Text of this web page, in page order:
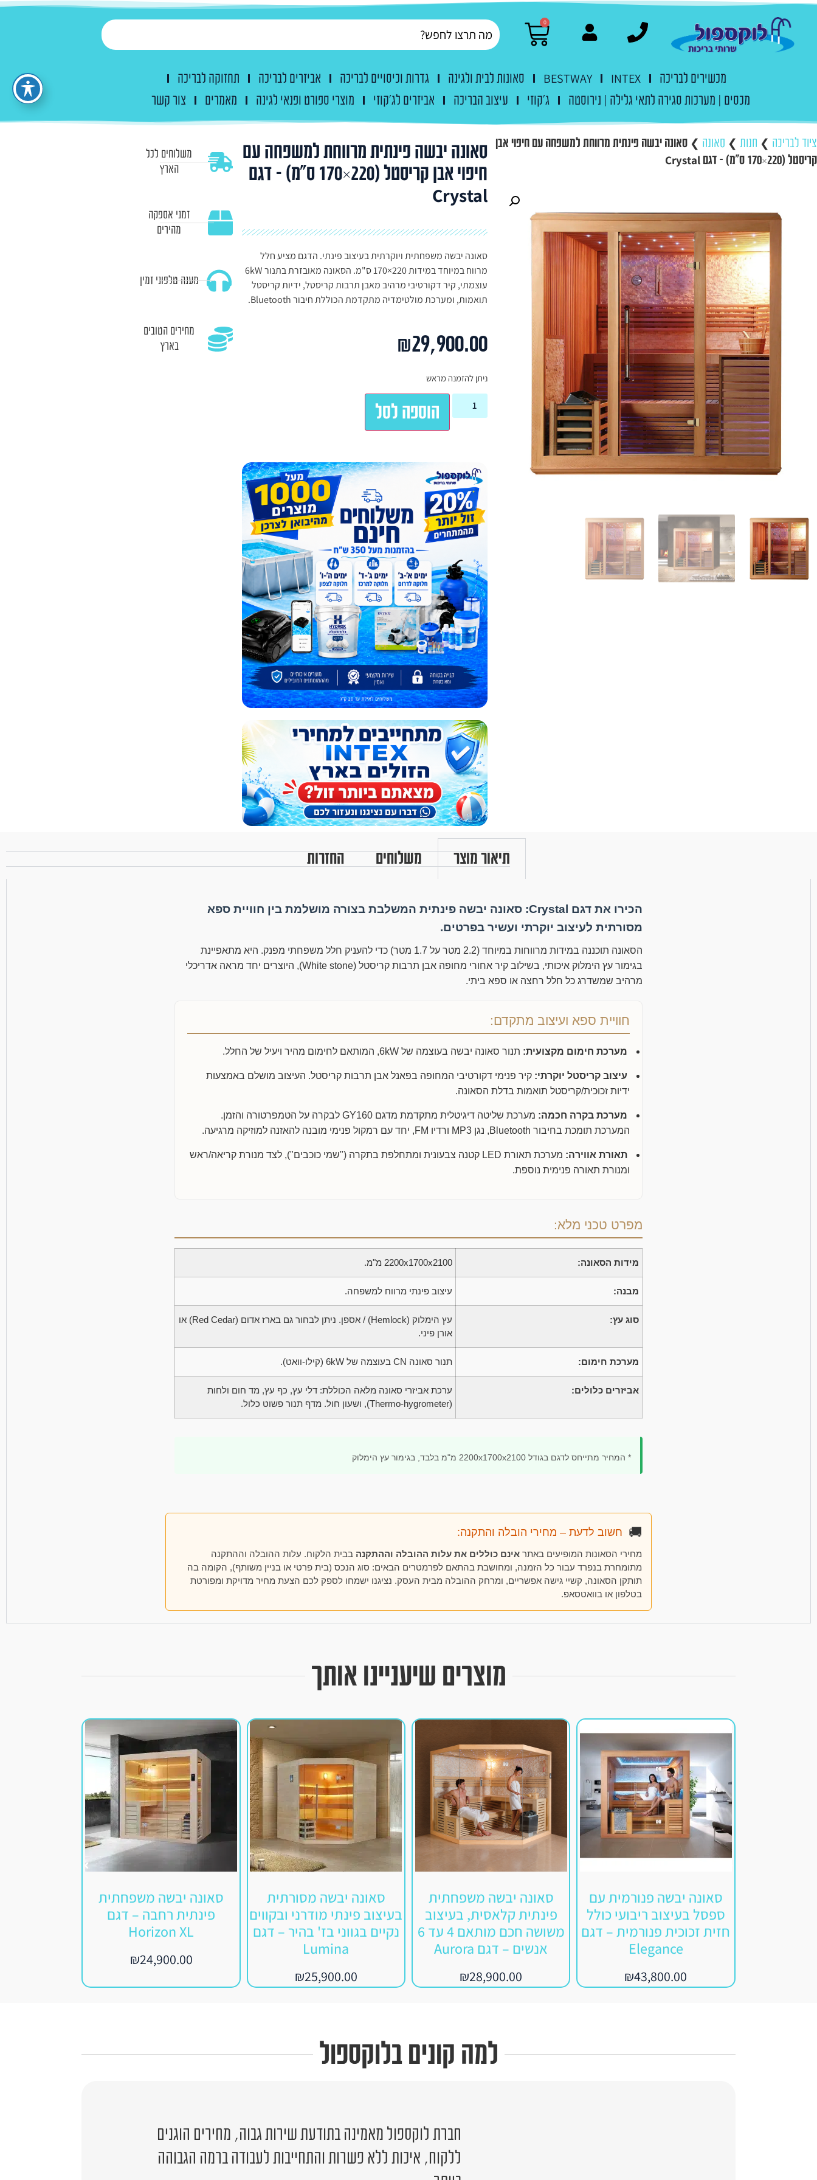
0
מכשירים לבריכה INTEX
BESTWAY סאונות לבית ולגינה גדרות וכיסויים לבריכה אביזרים לבריכה
תחזוקה לבריכה
מכסים | מערכות סגירה לתאי גלילה | נירוסטה
ג'קוזי עיצוב הבריכה אביזרים לג'קוזי מוצרי ספורט ופנאי לגינה מאמרים צור קשר
ציוד לבריכה ❯ חנות ❯ סאונה ❯ סאונה יבשה פינתית מרווחת למשפחה עם חיפוי אבן
קריסטל (220×170 ס"מ) – דגם Crystal
סאונה יבשה פינתית מרווחת למשפחה עם
חיפוי אבן קריסטל (220×170 ס"מ) – דגם
Crystal
סאונה יבשה משפחתית ויוקרתית בעיצוב פינתי. הדגם מציע חלל
מרווח במיוחד במידות 220×170 ס"מ. הסאונה מאובזרת בתנור 6kW
עוצמתי, קיר דקורטיבי מרהיב מאבן תרבות קריסטל, ידיות קריסטל
תואמות, ומערכת מולטימדיה מתקדמת הכוללת חיבור Bluetooth.
₪29,900.00
ניתן להזמנה מראש
הוספה לסל
משלוחים לכל
הארץ
זמני אספקה
מהירים
מענה טלפוני זמין
מחירים הטובים
בארץ
תיאור מוצר משלוחים החזרות
הכירו את דגם Crystal: סאונה יבשה פינתית המשלבת בצורה מושלמת בין חוויית ספא
מסורתית לעיצוב יוקרתי ועשיר בפרטים.
הסאונה תוכננה במידות מרווחות במיוחד (2.2 מטר על 1.7 מטר) כדי להעניק חלל משפחתי מפנק. היא מתאפיינת
בגימור עץ הימלוק איכותי, בשילוב קיר אחורי מחופה אבן תרבות קריסטל (White stone), היוצרים יחד מראה אדריכלי
מרהיב שמשדרג כל חלל רחצה או ספא ביתי.
חוויית ספא ועיצוב מתקדם:
מערכת חימום מקצועית: תנור סאונה יבשה בעוצמה של 6kW, המותאם לחימום מהיר ויעיל של החלל.
עיצוב קריסטל יוקרתי: קיר פנימי דקורטיבי המחופה בפאנל אבן תרבות קריסטל. העיצוב מושלם באמצעות
ידיות זכוכית/קריסטל תואמות בדלת הסאונה.
מערכת בקרה חכמה:
מערכת שליטה דיגיטלית מתקדמת מדגם GY160 לבקרה על הטמפרטורה והזמן.
המערכת תומכת בחיבור Bluetooth, נגן MP3 ורדיו FM, יחד עם רמקול פנימי מובנה להאזנה למוזיקה מרגיעה.
תאורת אווירה:
מערכת תאורת LED קטנה צבעונית ומתחלפת בתקרה ("שמי כוכבים"), לצד מנורת קריאה/ראש
ומנורת תאורה פנימית נוספת.
מפרט טכני מלא:
מידות הסאונה: 2200x1700x2100 מ"מ.
מבנה: עיצוב פינתי מרווח למשפחה.
סוג עץ:
עץ הימלוק (Hemlock) / אספן. ניתן לבחור גם בארז אדום (Red Cedar) או
אורן פיני.
מערכת חימום: תנור סאונה CN בעוצמה של 6kW (קילו-וואט).
אביזרים כלולים:
ערכת אביזרי סאונה מלאה הכוללת: דלי עץ, כף עץ, מד חום ולחות
(Thermo-hygrometer), ושעון חול. מדף תנור פשוט כלול.
* המחיר מתייחס לדגם בגודל 2200x1700x2100 מ"מ בלבד, בגימור עץ הימלוק
🚚 חשוב לדעת – מחירי הובלה והתקנה:
מחירי הסאונות המופיעים באתר אינם כוללים את עלות ההובלה וההתקנה בבית הלקוח. עלות ההובלה וההתקנה
מתומחרת בנפרד עבור כל הזמנה, ומחושבת בהתאם לפרמטרים הבאים: סוג הנכס (בית פרטי או בניין משותף), הקומה בה
תותקן הסאונה, קשיי גישה אפשריים, ומרחק ההובלה מבית העסק. נציגנו ישמחו לספק לכם הצעת מחיר מדויקת ומפורטת
בטלפון או בוואטסאפ.
מוצרים שיעניינו אותך
סאונה יבשה פנורמית עם
ספסל בעיצוב ריבועי כולל
חזית זכוכית פנורמית – דגם
Elegance
₪43,800.00
סאונה יבשה משפחתית
פינתית קלאסית, בעיצוב
משושה חכם מותאם 4 עד 6
אנשים – דגם Aurora
₪28,900.00
סאונה יבשה מסורתית
בעיצוב פינתי מודרני ובקווים
נקיים בגווני בז' בהיר – דגם
Lumina
₪25,900.00
סאונה יבשה משפחתית
פינתית רחבה – דגם
Horizon XL
₪24,900.00
למה קונים בלוקספול
חברת לוקספול מאמינה בתודעת שירות גבוה, מחירים הוגנים
ללקוח, איכות ללא פשרות והתחייבות לעבודה ברמה הגבוהה